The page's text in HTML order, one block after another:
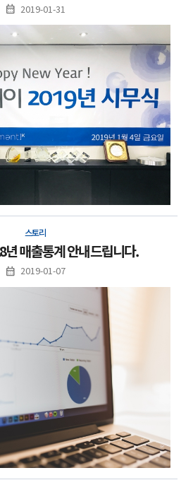
2019-01-31
스토리
매출통계 안내드립니다.
2019-01-07